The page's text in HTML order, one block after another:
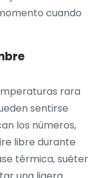
cuando
rara
sentirse
los números,
libre durante
térmica, suéter